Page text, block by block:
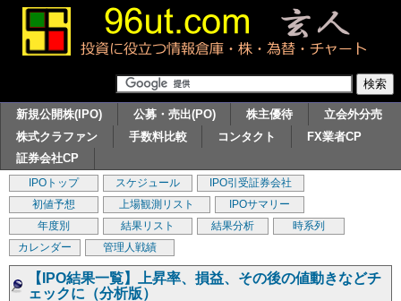
新規公開株(IPO) 公募・売出(PO) 株主優待
立会外分売
株式クラファン
手数料比較 コンタクト
FX業者CP
証券会社CP
IPOトップ スケジュール
IPO引受証券会社
初値予想
上場観測リスト
IPOサマリー
年度別
結果リスト 結果分析
時系列
カレンダー
管理人戦績
【IPO結果一覧】上昇率、損益、その後の値動きなどチ
ェックに（分析版）